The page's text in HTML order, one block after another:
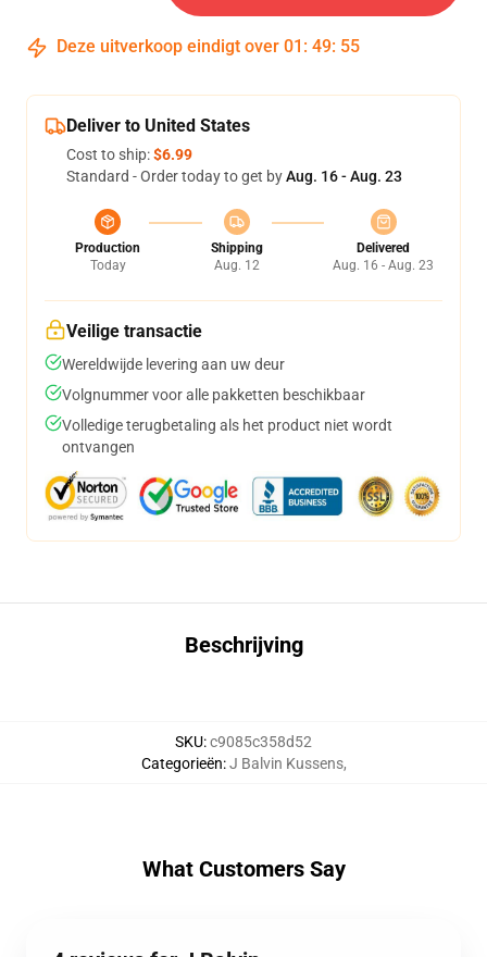
Deze uitverkoop eindigt over 01 : 49: 54
Deliver to United States
Cost to ship:$6.99
Standard - Order today to get byAug. 16 - Aug. 23
Production
Today
Shipping
Aug. 12
Delivered
Aug. 16 - Aug. 23
Veilige transactie
Wereldwijde levering aan uw deur
Volgnummer voor alle pakketten beschikbaar
Volledige terugbetaling als het product niet wordt
ontvangen
Beschrijving
SKU:c9085c358d52
Categorieën:J Balvin Kussens,
What Customers Say